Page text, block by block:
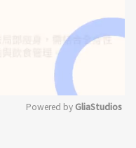
Powered by GliaStudios